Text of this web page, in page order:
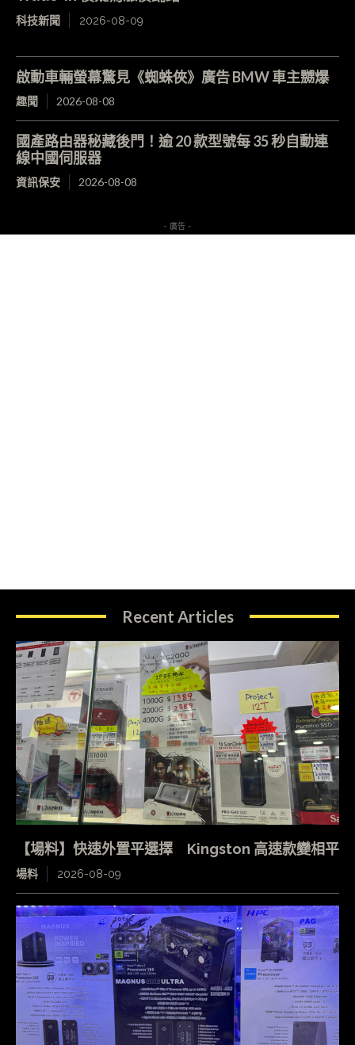
科技新聞 2026-08-09
啟動車輛螢幕驚見《蜘蛛俠》廣告 BMW 車主嬲爆
趣聞 2026-08-08
國產路由器秘藏後門！逾 20 款型號每 35 秒自動連
線中國伺服器
資訊保安 2026-08-08
- 廣告 -
Recent Articles
【場料】快速外置平選擇 Kingston 高速款變相平
場料 2026-08-09